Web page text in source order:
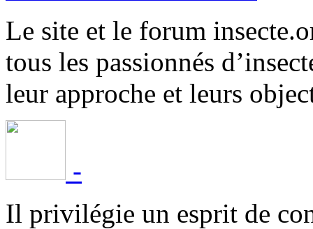
Le site et le forum
tous les passionnés
leur approche et leurs
-
Il privilégie un esprit de